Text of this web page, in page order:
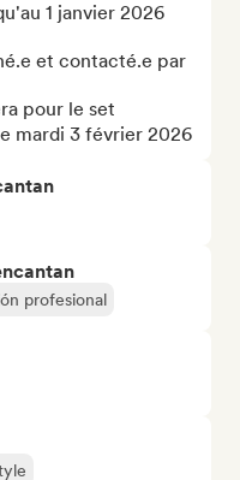
1 janvier 2026
et contacté.e par
pour le set
mardi 3 février 2026
profesional